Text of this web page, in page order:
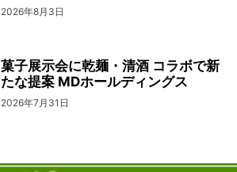
2026年8月3日
菓子展示会に乾麺・清酒 コラボで新
たな提案 MDホールディングス
2026年7月31日